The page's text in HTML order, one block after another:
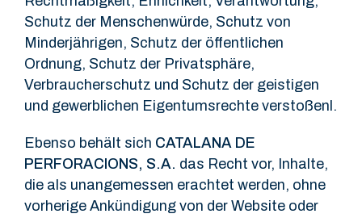
Schutz der Menschenwürde, Schutz von
Minderjährigen, Schutz der öffentlichen
Ordnung, Schutz der Privatsphäre,
Verbraucherschutz und Schutz der geistigen
und gewerblichen Eigentumsrechte verstoßenl.
Ebenso behält sich CATALANA DE
PERFORACIONS, S.A. das Recht vor, Inhalte,
die als unangemessen erachtet werden, ohne
vorherige Ankündigung von der Website oder